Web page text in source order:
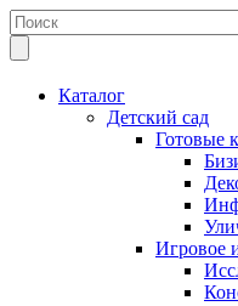
Каталог
Детский сад
Готовые
Игровое